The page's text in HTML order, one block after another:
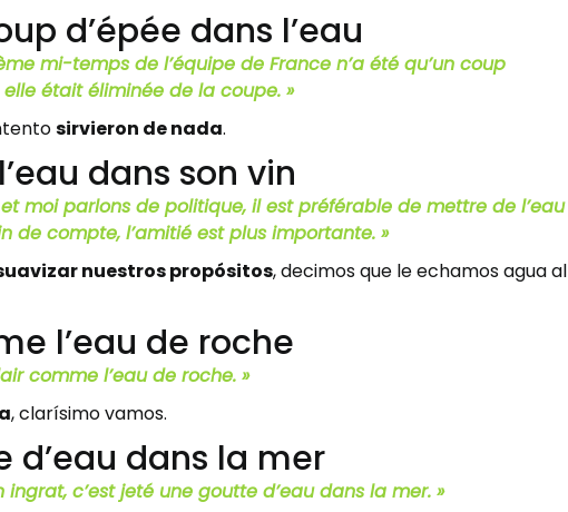
d’épée dans l’eau
mi-temps de l’équipe de France n’a été qu’un coup
elle était éliminée de la coupe. »
sirvieron de nada.
dans son vin
moi parlons de politique, il est préférable de mettre de l’eau
de compte, l’amitié est plus importante. »
nuestros propósitos, decimos que le echamos agua al
l’eau de roche
comme l’eau de roche. »
, clarísimo vamos.
d’eau dans la mer
ingrat, c’est jeté une goutte d’eau dans la mer. »